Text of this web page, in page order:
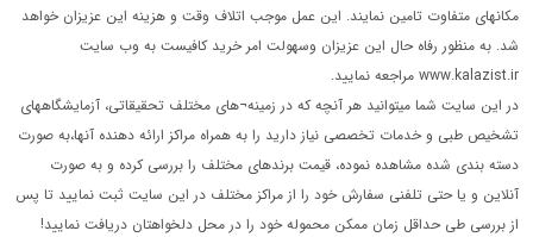
مکانهای متفاوت تامین نمایند. این عمل موجب اتلاف وقت و هزینه این عزیزان خواهد
شد. به منظور رفاه حال این عزیزان وسهولت امر خرید کافیست به وب سایت
www.kalazist.ir مراجعه نمایید.
در این سایت شما میتوانید هر آنچه که در زمینه¬های مختلف تحقیقاتی، آزمایشگاههای
تشخیص طبی و خدمات تخصصی نیاز دارید را به همراه مراکز ارائه دهنده آنها،به صورت
دسته بندی شده مشاهده نموده، قیمت برندهای مختلف را بررسی کرده و به صورت
آنلاین و یا حتی تلفنی سفارش خود را از مراکز مختلف در این سایت ثبت نمایید تا پس
از بررسی طی حداقل زمان ممکن محموله خود را در محل دلخواهتان دریافت نمایید!